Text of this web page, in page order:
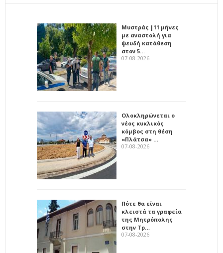
Μυστράς |11 μήνες
με αναστολή για
ψευδή κατάθεση
στον 5…
07-08-2026
Ολοκληρώνεται ο
νέος κυκλικός
κόμβος στη θέση
«Πλάτσα» …
07-08-2026
Πότε θα είναι
κλειστά τα γραφεία
της Μητρόπολης
στην Τρ…
07-08-2026